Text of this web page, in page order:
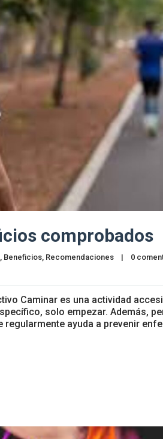
comprobados
, Beneficios, Recomendaciones | 0
Caminar es una actividad
solo empezar. Además,
ayuda a prevenir